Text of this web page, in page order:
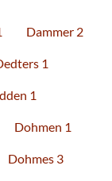
Dammer 2
1
1
Dohmen 1
Dohmes 3